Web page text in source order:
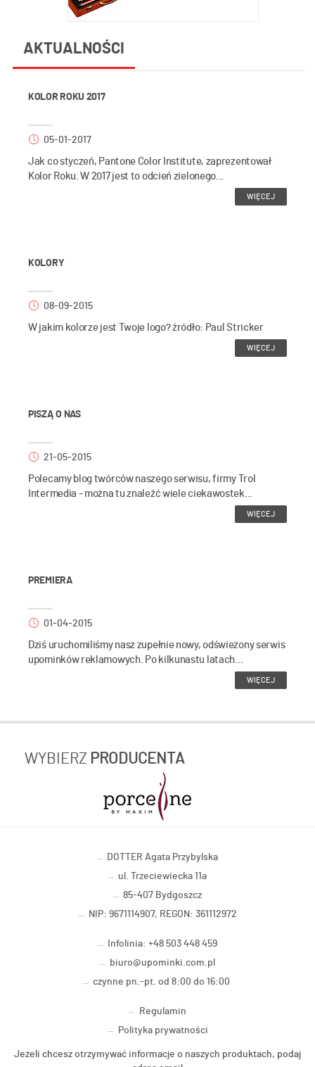
AKTUALNOŚCI
KOLOR ROKU 2017
05-01-2017
Jak co styczeń, Pantone Color Institute, zaprezentował
Kolor Roku. W 2017 jest to odcień zielonego...
WIĘCEJ
KOLORY
08-09-2015
W jakim kolorze jest Twoje logo? źródło: Paul Stricker
WIĘCEJ
PISZĄ O NAS
21-05-2015
Polecamy blog twórców naszego serwisu, firmy Trol
Intermedia - można tu znaleźć wiele ciekawostek...
WIĘCEJ
PREMIERA
01-04-2015
Dziś uruchomiliśmy nasz zupełnie nowy, odświeżony serwis
upominków reklamowych. Po kilkunastu latach...
WIĘCEJ
WYBIERZ PRODUCENTA
DOTTER Agata Przybylska
ul. Trzeciewiecka 11a
85-407 Bydgoszcz
NIP: 9671114907, REGON: 361112972
Infolinia: +48 503 448 459
biuro@upominki.com.pl
czynne pn.-pt. od 8:00 do 16:00
Regulamin
Polityka prywatności
Jeżeli chcesz otrzymywać informacje o naszych produktach, podaj